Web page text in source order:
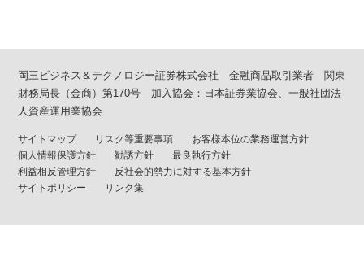
岡三ビジネス＆テクノロジー証券株式会社 金融商品取引業者 関東
財務局長（金商）第170号 加入協会：日本証券業協会、一般社団法
人資産運用業協会
サイトマップ リスク等重要事項
お客様本位の業務運営方針
個人情報保護方針
勧誘方針
最良執行方針
利益相反管理方針
反社会的勢力に対する基本方針
サイトポリシー
リンク集